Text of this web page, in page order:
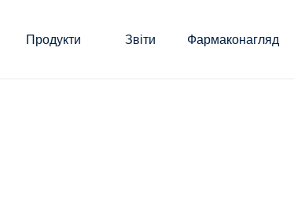
Продукти Звіти Фармаконагляд